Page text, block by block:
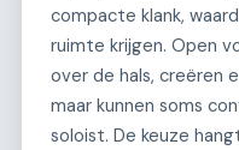
compacte klank,
ruimte krijgen. Open
over de hals, creëren
maar kunnen soms
soloist. De keuze